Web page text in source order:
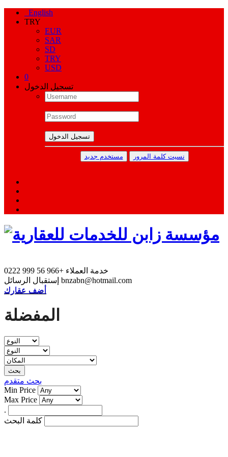
English
TRY
EUR
SAR
SD
TRY
USD
0
تسجيل الدخول
تسجيل الدخول
مستخدم جديد نسيت كلمة المرور
خدمة العملاء +966 56 999 0222
bnzabn@hotmail.com
أضف عقارك
المفضلة
بحث
بحث متقدم
Min Price
Max Price
.
كلمة البحث